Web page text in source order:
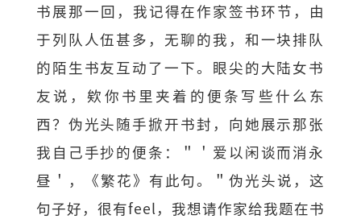
书展那一回，我记得在作家签书环节，由
于列队人伍甚多， 无聊的我，和一块排队
的陌生书友互动了一下。 眼尖的大陆女书
友说，欸你书里夹着的便条写些什么东
西？ 伪光头随手掀开书封，向她展示那张
我自己手抄的便条：＂＇ 爱以闲谈而消永
昼＇，《繁花》有此句。＂伪光头说，这
句子好， 很有feel，我想请作家给我题在书